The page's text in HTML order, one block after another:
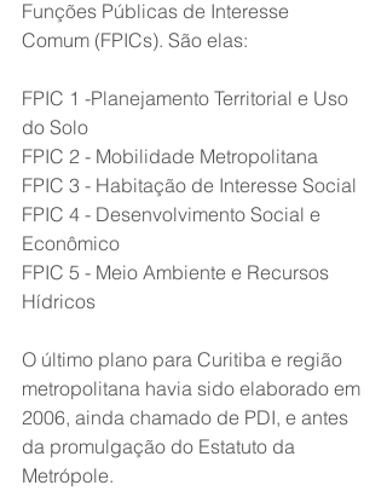
Funções Públicas de Interesse
Comum (FPICs). São elas:
FPIC 1 -Planejamento Territorial e Uso
do Solo
FPIC 2 - Mobilidade Metropolitana
FPIC 3 - Habitação de Interesse Social
FPIC 4 - Desenvolvimento Social e
Econômico
FPIC 5 - Meio Ambiente e Recursos
Hídricos
O último plano para Curitiba e região
metropolitana havia sido elaborado em
2006, ainda chamado de PDI, e antes
da promulgação do Estatuto da
Metrópole.